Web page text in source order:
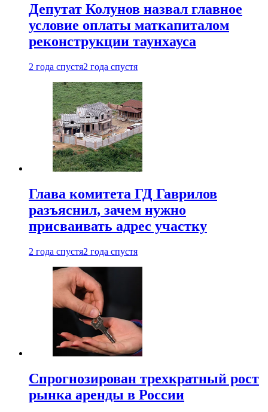
Депутат Колунов назвал главное
условие оплаты маткапиталом
реконструкции таунхауса
2 года спустя2 года спустя
Глава комитета ГД Гаврилов
разъяснил, зачем нужно
присваивать адрес участку
2 года спустя2 года спустя
Спрогнозирован трехкратный рост
рынка аренды в России